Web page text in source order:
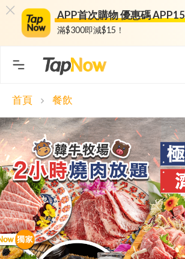
APP首次購物 優惠碼 APP15
滿$300即減$15！
首頁 chevron_right 餐飲